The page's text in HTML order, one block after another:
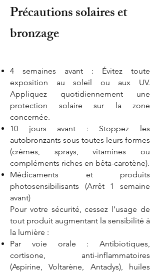
Précautions solaires et
bronzage
4 semaines avant : Évitez toute
exposition au soleil ou aux UV.
Appliquez quotidiennement une
protection solaire sur la zone
concernée.
10 jours avant : Stoppez les
autobronzants sous toutes leurs formes
(crèmes, sprays, vitamines ou
compléments riches en bêta-carotène).
Médicaments et produits
photosensibilisants (Arrêt 1 semaine
avant)
Pour votre sécurité, cessez l’usage de
tout produit augmentant la sensibilité à
la lumière :
Par voie orale : Antibiotiques,
cortisone, anti-inflammatoires
(Aspirine, Voltarène, Antadys), huiles